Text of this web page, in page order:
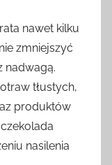
nawet kilku
zmniejszyć
nadwagą.
tłustych,
produktów
nasilenia